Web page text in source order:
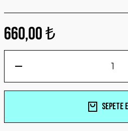
660,00 ₺
Sepete